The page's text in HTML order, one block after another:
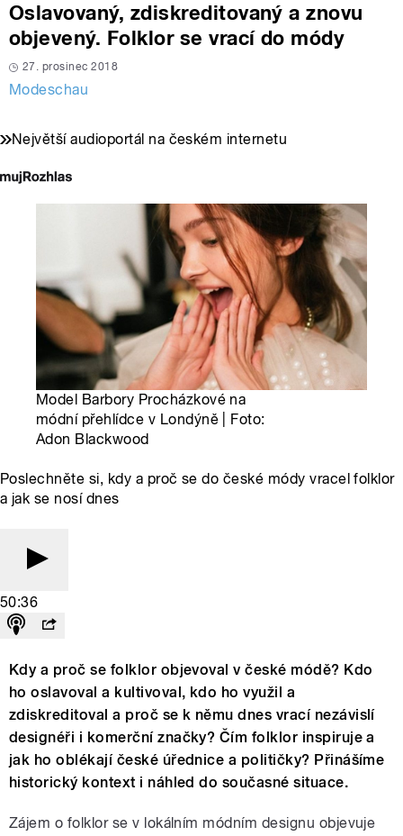
Oslavovaný, zdiskreditovaný a znovu
objevený. Folklor se vrací do módy
27. prosinec 2018
Modeschau
Největší audioportál na českém internetu
Model Barbory Procházkové na
módní přehlídce v Londýně | Foto:
Adon Blackwood
Poslechněte si, kdy a proč se do české módy vracel folklor
a jak se nosí dnes
50:36
Kdy a proč se folklor objevoval v české módě? Kdo
ho oslavoval a kultivoval, kdo ho využil a
zdiskreditoval a proč se k němu dnes vrací nezávislí
designéři i komerční značky? Čím folklor inspiruje a
jak ho oblékají české úřednice a političky? Přinášíme
historický kontext i náhled do současné situace.
Zájem o folklor se v lokálním módním designu objevuje